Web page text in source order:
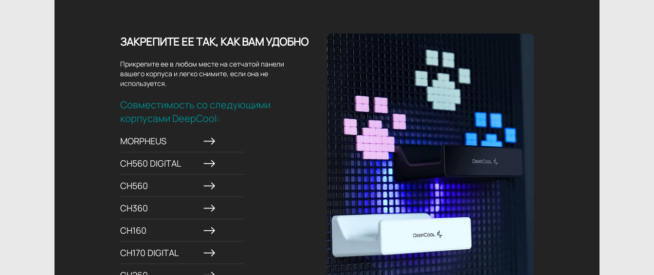
ЗАКРЕПИТЕ ЕЕ ТАК, КАК ВАМ УДОБНО
Прикрепите ее в любом месте на сетчатой панели
вашего корпуса и легко снимите, если она не
используется.
Совместимость со следующими
корпусами DeepCool:
MORPHEUS
CH560 DIGITAL
CH560
CH360
CH160
CH170 DIGITAL